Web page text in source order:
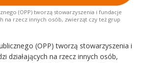
(OPP) tworzą stowarzyszenia i fundacje
na rzecz innych osób, zwierząt czy też grup
(OPP) tworzą stowarzyszenia i
działających na rzecz innych osób,